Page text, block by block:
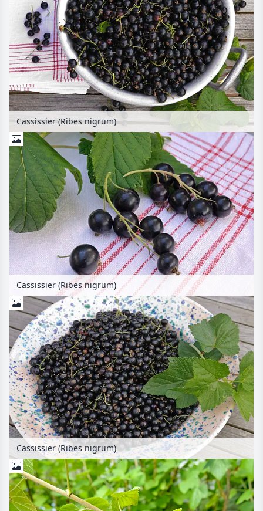
Cassissier (Ribes nigrum)
Cassissier (Ribes nigrum)
Cassissier (Ribes nigrum)